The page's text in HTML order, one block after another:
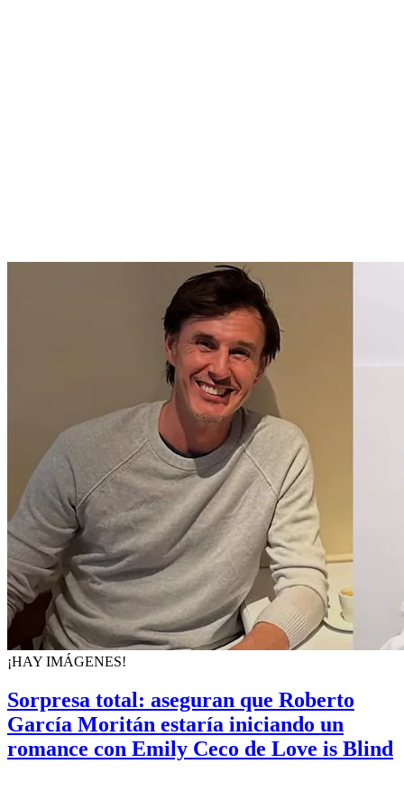
¡HAY IMÁGENES!
Sorpresa total: aseguran que Roberto
García Moritán estaría iniciando un
romance con Emily Ceco de Love is Blind